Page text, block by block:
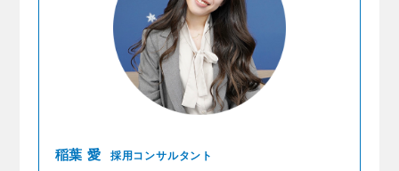
稲葉 愛 採用コンサルタント